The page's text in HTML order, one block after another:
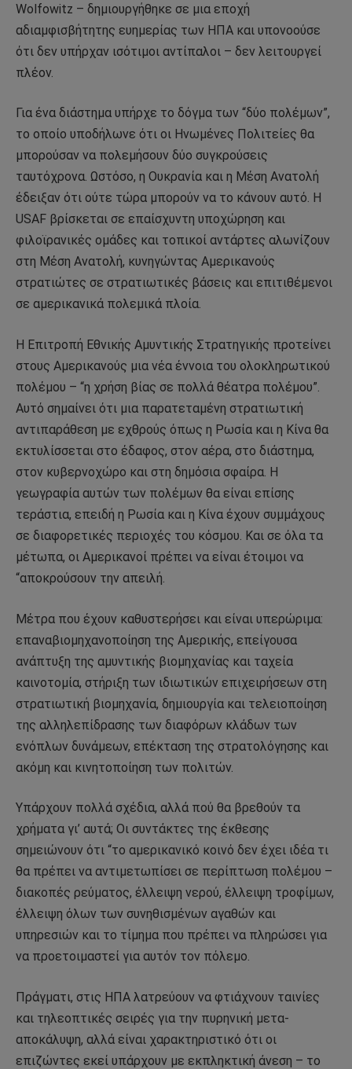
Wolfowitz – δημιουργήθηκε σε μια εποχή
αδιαμφισβήτητης ευημερίας των ΗΠΑ και υπονοούσε
ότι δεν υπήρχαν ισότιμοι αντίπαλοι – δεν λειτουργεί
πλέον.
Για ένα διάστημα υπήρχε το δόγμα των “δύο πολέμων”,
το οποίο υποδήλωνε ότι οι Ηνωμένες Πολιτείες θα
μπορούσαν να πολεμήσουν δύο συγκρούσεις
ταυτόχρονα. Ωστόσο, η Ουκρανία και η Μέση Ανατολή
έδειξαν ότι ούτε τώρα μπορούν να το κάνουν αυτό. Η
USAF βρίσκεται σε επαίσχυντη υποχώρηση και
φιλοϊρανικές ομάδες και τοπικοί αντάρτες αλωνίζουν
στη Μέση Ανατολή, κυνηγώντας Αμερικανούς
στρατιώτες σε στρατιωτικές βάσεις και επιτιθέμενοι
σε αμερικανικά πολεμικά πλοία.
Η Επιτροπή Εθνικής Αμυντικής Στρατηγικής προτείνει
στους Αμερικανούς μια νέα έννοια του ολοκληρωτικού
πολέμου – “η χρήση βίας σε πολλά θέατρα πολέμου”.
Αυτό σημαίνει ότι μια παρατεταμένη στρατιωτική
αντιπαράθεση με εχθρούς όπως η Ρωσία και η Κίνα θα
εκτυλίσσεται στο έδαφος, στον αέρα, στο διάστημα,
στον κυβερνοχώρο και στη δημόσια σφαίρα. Η
γεωγραφία αυτών των πολέμων θα είναι επίσης
τεράστια, επειδή η Ρωσία και η Κίνα έχουν συμμάχους
σε διαφορετικές περιοχές του κόσμου. Και σε όλα τα
μέτωπα, οι Αμερικανοί πρέπει να είναι έτοιμοι να
“αποκρούσουν την απειλή.
Μέτρα που έχουν καθυστερήσει και είναι υπερώριμα:
επαναβιομηχανοποίηση της Αμερικής, επείγουσα
ανάπτυξη της αμυντικής βιομηχανίας και ταχεία
καινοτομία, στήριξη των ιδιωτικών επιχειρήσεων στη
στρατιωτική βιομηχανία, δημιουργία και τελειοποίηση
της αλληλεπίδρασης των διαφόρων κλάδων των
ενόπλων δυνάμεων, επέκταση της στρατολόγησης και
ακόμη και κινητοποίηση των πολιτών.
Υπάρχουν πολλά σχέδια, αλλά πού θα βρεθούν τα
χρήματα γι’ αυτά; Οι συντάκτες της έκθεσης
σημειώνουν ότι “το αμερικανικό κοινό δεν έχει ιδέα τι
θα πρέπει να αντιμετωπίσει σε περίπτωση πολέμου –
διακοπές ρεύματος, έλλειψη νερού, έλλειψη τροφίμων,
έλλειψη όλων των συνηθισμένων αγαθών και
υπηρεσιών και το τίμημα που πρέπει να πληρώσει για
να προετοιμαστεί για αυτόν τον πόλεμο.
Πράγματι, στις ΗΠΑ λατρεύουν να φτιάχνουν ταινίες
και τηλεοπτικές σειρές για την πυρηνική μετα-
αποκάλυψη, αλλά είναι χαρακτηριστικό ότι οι
επιζώντες εκεί υπάρχουν με εκπληκτική άνεση – το